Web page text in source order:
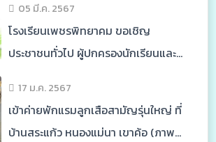
05 มี.ค. 2567
โรงเรียนเพชรพิทยาคม ขอเชิญ
ประชาชนทั่วไป ผู้ปกครองนักเรียนและ
2567
17 ม.ค. 2567
เข้าค่ายพักแรมลูกเสือสามัญรุ่นใหญ่ ที่
บ้านสระแก้ว หนองแม่นา เขาค้อ (ภาพ